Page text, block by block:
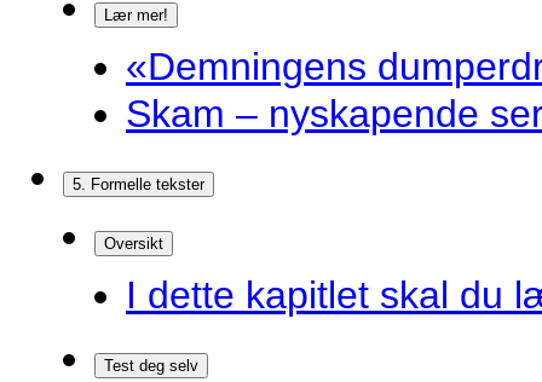
Lær mer!
«Demningens
Skam – nyskapende
5. Formelle tekster
Oversikt
I dette kapitlet skal du
Test deg selv